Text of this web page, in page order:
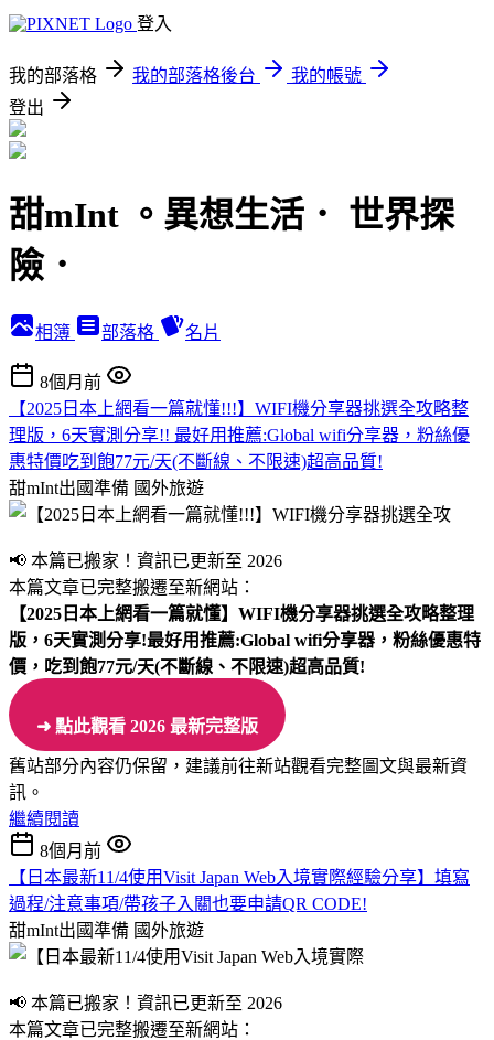
登入
我的部落格 我的部落格後台
我的帳號
登出
甜mInt 。異想生活． 世界探
險．
相簿 部落格 名片
8個月前
【2025日本上網看一篇就懂!!!】WIFI機分享器挑選全攻略整
理版，6天實測分享!! 最好用推薦:Global wifi分享器，粉絲優
惠特價吃到飽77元/天(不斷線、不限速)超高品質!
甜mInt出國準備 國外旅遊
📢 本篇已搬家！資訊已更新至 2026
本篇文章已完整搬遷至新網站：
【2025日本上網看一篇就懂】WIFI機分享器挑選全攻略整理
版，6天實測分享!最好用推薦:Global wifi分享器，粉絲優惠特
價，吃到飽77元/天(不斷線、不限速)超高品質!
➜ 點此觀看 2026 最新完整版
舊站部分內容仍保留，建議前往新站觀看完整圖文與最新資
訊。
繼續閱讀
8個月前
【日本最新11/4使用Visit Japan Web入境實際經驗分享】填寫
過程/注意事項/帶孩子入關也要申請QR CODE!
甜mInt出國準備 國外旅遊
📢 本篇已搬家！資訊已更新至 2026
本篇文章已完整搬遷至新網站：